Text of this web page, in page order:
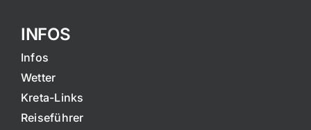
INFOS
Infos
Wetter
Kreta-Links
Reiseführer